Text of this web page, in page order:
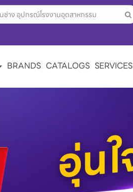
BRANDS CATALOGS SERVICES